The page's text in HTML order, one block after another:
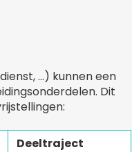
...) kunnen een
Dit
Deeltraject